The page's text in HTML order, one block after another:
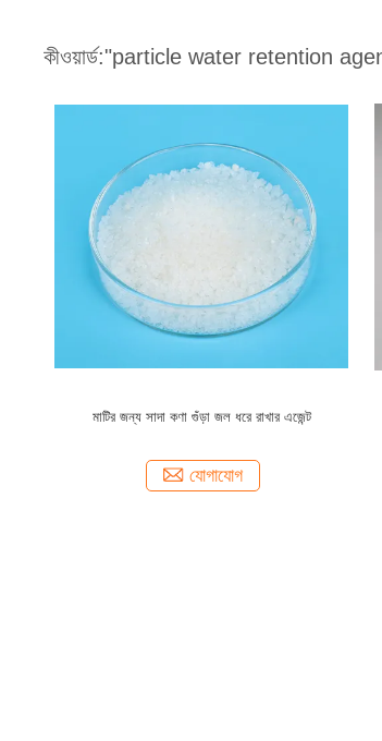
কীওয়ার্ড:"particle water retention
মাটির জন্য সাদা কণা গুঁড়া জল ধরে রাখার এজেন্ট
যোগাযোগ